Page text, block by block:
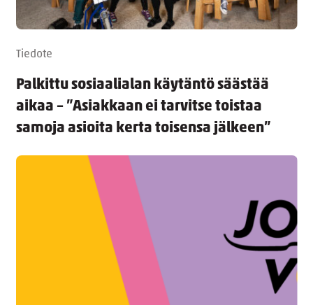
Tiedote
Palkittu sosiaalialan käytäntö säästää
aikaa – ”Asiakkaan ei tarvitse toistaa
samoja asioita kerta toisensa jälkeen”